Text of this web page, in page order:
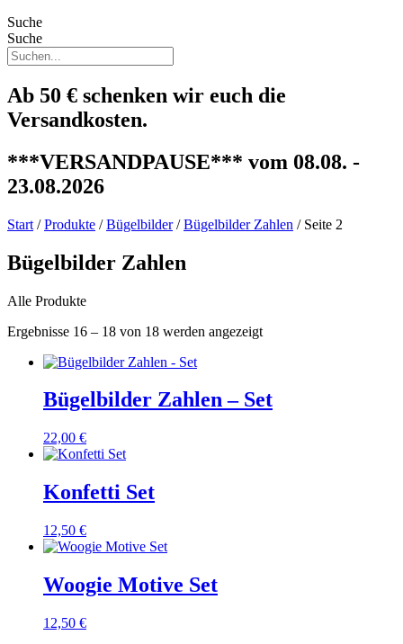
Suche
Suche
Ab 50 € schenken wir euch die
Versandkosten.
***VERSANDPAUSE*** vom 08.08. -
23.08.2026
Start /Produkte /Bügelbilder/Bügelbilder Zahlen / Seite 2
Bügelbilder Zahlen
Alle Produkte
Ergebnisse 16 – 18 von 18 werden angezeigtNach
Bügelbilder Zahlen – Set
22,00 €
Konfetti Set
12,50 €
Woogie Motive Set
12,50 €